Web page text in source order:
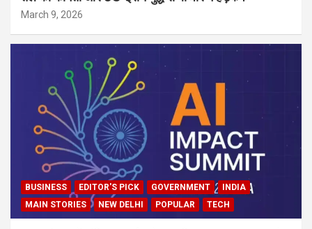
March 9, 2026
BUSINESS EDITOR'S PICK GOVERNMENT
INDIA
MAIN STORIES
NEW DELHI POPULAR TECH